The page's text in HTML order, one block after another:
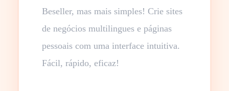
Beseller, mas mais simples! Crie sites
de negócios multilingues e páginas
pessoais com uma interface intuitiva.
Fácil, rápido, eficaz!